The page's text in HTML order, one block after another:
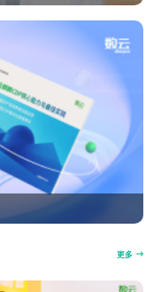
更多